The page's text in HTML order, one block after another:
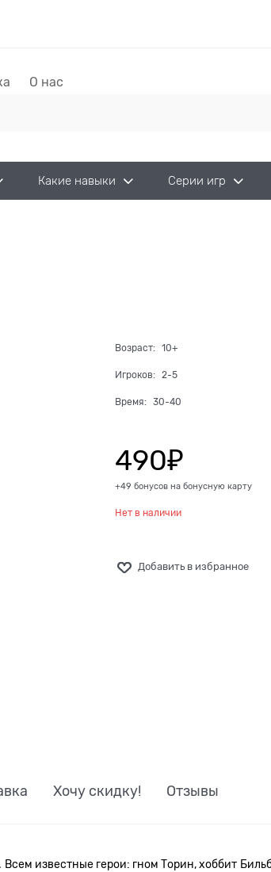
О нас
Какие навыки Серии игр
Возраст: 10+
Игроков: 2-5
Время: 30-40
490₽
+49 бонусов на бонусную карту
Нет в наличии
Добавить в избранное
Хочу скидку! Отзывы
известные герои: гном Торин, хоббит